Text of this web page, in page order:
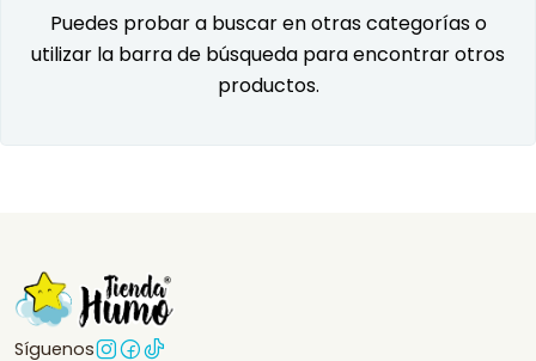
Puedes probar a buscar en otras categorías o
utilizar la barra de búsqueda para encontrar otros
productos.
Síguenos